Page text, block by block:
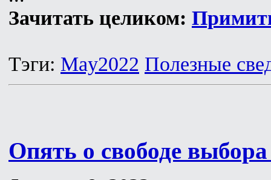
Зачитать целиком:
Тэги: May2022 Полезные
Опять о свободе